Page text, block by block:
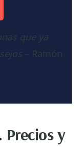
que ya
– Ramón
Precios y